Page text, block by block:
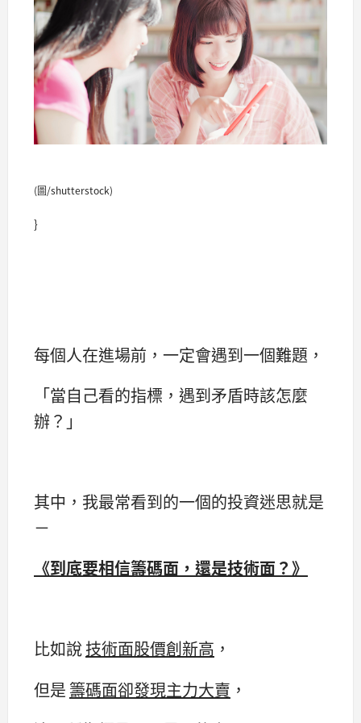
(圖/shutterstock)
}
每個人在進場前，一定會遇到一個難題，
「當自己看的指標，遇到矛盾時該怎麼
辦？」
其中，我最常看到的一個的投資迷思就是
－
《到底要相信籌碼面，還是技術面？》
比如說技術面股價創新高 ，
但是 籌碼面卻發現主力大賣 ，